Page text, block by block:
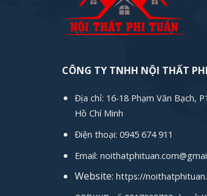
CÔNG TY TNHH NỘI THẤT
Địa chỉ: 16-18 Phạm Văn Bạch,
Hồ Chí Minh
Điện thoại: 0945 674 911
Email:
Website: https://